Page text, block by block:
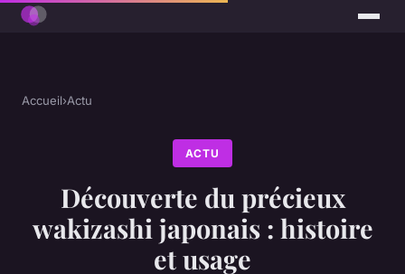
Accueil›Actu
ACTU
Découverte du précieux
wakizashi japonais : histoire
et usage